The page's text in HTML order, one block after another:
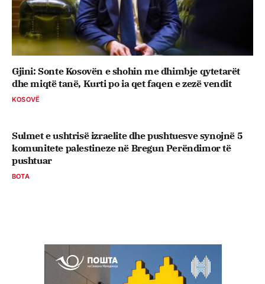
Gjini: Sonte Kosovën e shohin me dhimbje qytetarët
dhe miqtë tanë, Kurti po ia qet faqen e zezë vendit
KOSOVË
Sulmet e ushtrisë izraelite dhe pushtuesve synojnë 5
komunitete palestineze në Bregun Perëndimor të
pushtuar
BOTA